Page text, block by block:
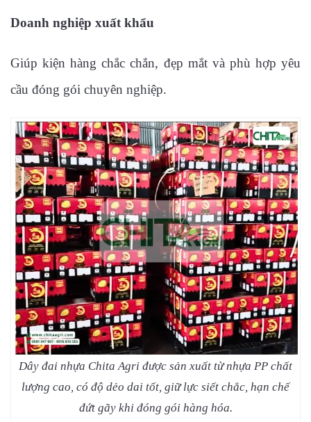
Doanh nghiệp xuất khẩu
Giúp kiện hàng chắc chắn, đẹp mắt và phù hợp yêu
cầu đóng gói chuyên nghiệp.
Dây đai nhựa Chita Agri được sản xuất từ nhựa PP chất
lượng cao, có độ dẻo dai tốt, giữ lực siết chắc, hạn chế
đứt gãy khi đóng gói hàng hóa.